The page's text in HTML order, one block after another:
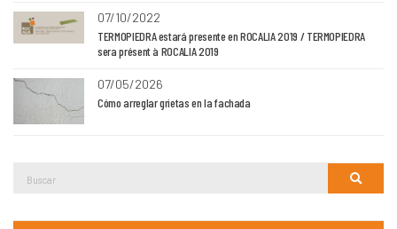
07/10/2022
TERMOPIEDRA estará presente en ROCALIA 2019 / TERMOPIEDRA
sera présent à ROCALIA 2019
07/05/2026
Cómo arreglar grietas en la fachada
Buscar: Buscar